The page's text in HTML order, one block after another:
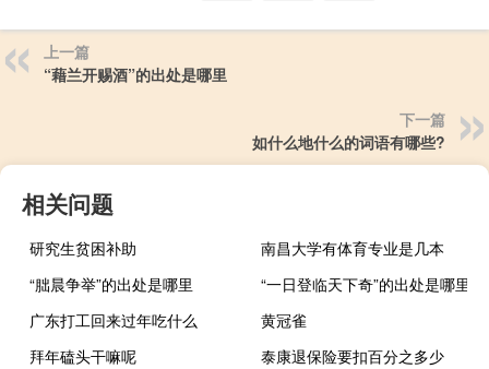
上一篇
“藉兰开赐酒”的出处是哪里
下一篇
如什么地什么的词语有哪些?
相关问题
研究生贫困补助
南昌大学有体育专业是几本
“朏晨争举”的出处是哪里
“一日登临天下奇”的出处是哪里
广东打工回来过年吃什么
黄冠雀
拜年磕头干嘛呢
泰康退保险要扣百分之多少